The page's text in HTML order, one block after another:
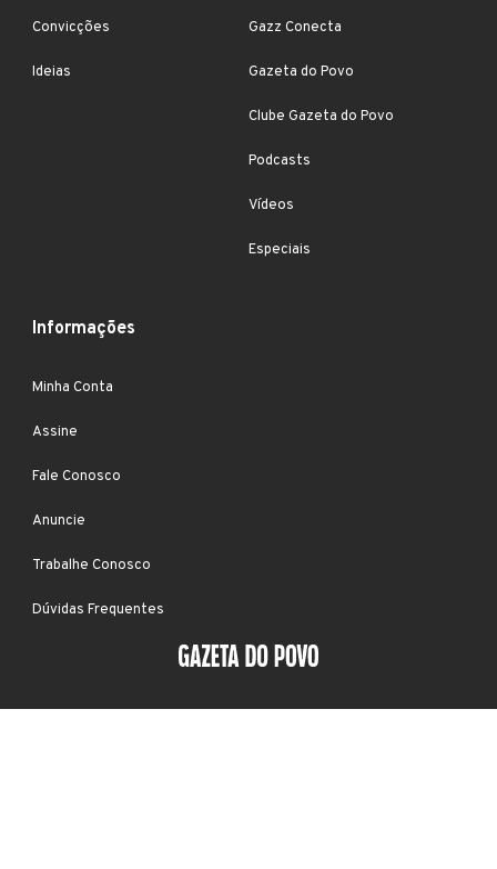
Convicções
Ideias
Gazz Conecta
Gazeta do Povo
Clube Gazeta do Povo
Podcasts
Vídeos
Especiais
Informações
Minha Conta
Assine
Fale Conosco
Anuncie
Trabalhe Conosco
Dúvidas Frequentes